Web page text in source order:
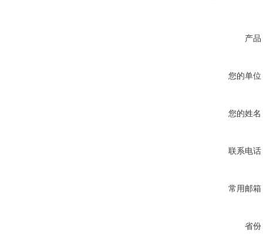
产品
您的单位
您的姓名
联系电话
常用邮箱
省份